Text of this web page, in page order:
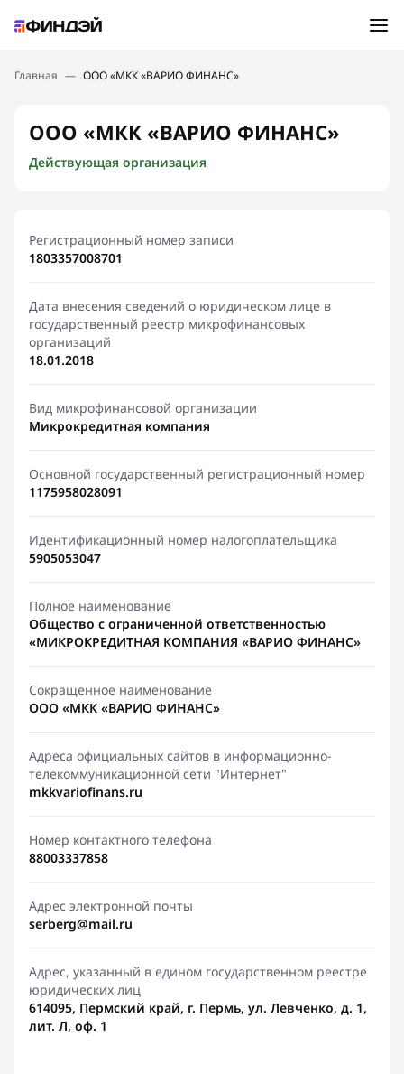
Подбор займа
Новости
Финансовое просвещение
Главная — ООО «МКК «ВАРИО ФИНАНС»
ООО «МКК «ВАРИО ФИНАНС»
Действующая организация
Регистрационный номер записи
1803357008701
Дата внесения сведений о юридическом лице в
государственный реестр микрофинансовых
организаций
18.01.2018
Вид микрофинансовой организации
Микрокредитная компания
Основной государственный регистрационный номер
1175958028091
Идентификационный номер налогоплательщика
5905053047
Полное наименование
Общество с ограниченной ответственностью
«МИКРОКРЕДИТНАЯ КОМПАНИЯ «ВАРИО ФИНАНС»
Сокращенное наименование
ООО «МКК «ВАРИО ФИНАНС»
Адреса официальных сайтов в информационно-
телекоммуникационной сети "Интернет"
mkkvariofinans.ru
Номер контактного телефона
88003337858
Адрес электронной почты
serberg@mail.ru
Адрес, указанный в едином государственном реестре
юридических лиц
614095, Пермский край, г. Пермь, ул. Левченко, д. 1,
лит. Л, оф. 1
Ошибка:Контактная форма не найдена.
Спасибо, что написали нам
Мы свяжемся с Вами в ближайшее время и сообщим
результат
Отправить новый запрос